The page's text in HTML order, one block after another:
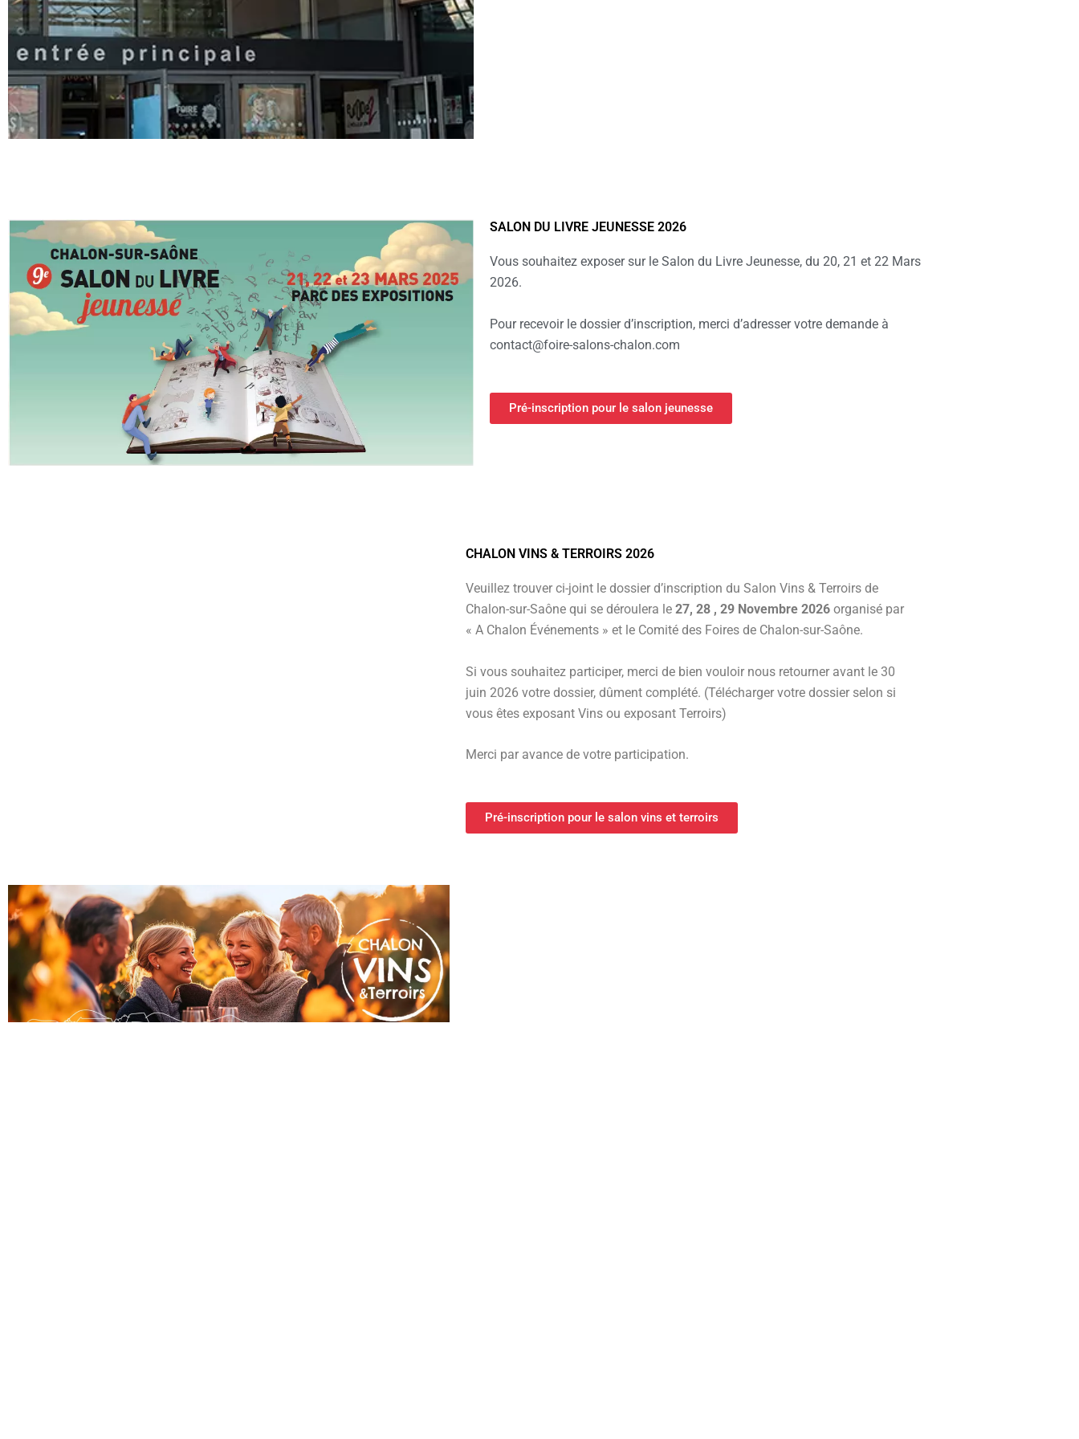
SALON DU LIVRE JEUNESSE 2026
Vous souhaitez exposer sur le Salon du Livre Jeunesse, du 20, 21 et 22 Mars
2026.
Pour recevoir le dossier d’inscription, merci d’adresser votre demande à
contact@foire-salons-chalon.com
Pré-inscription pour le salon jeunesse
CHALON VINS & TERROIRS 2026
Veuillez trouver ci-joint le dossier d’inscription du Salon Vins & Terroirs de
Chalon-sur-Saône qui se déroulera le 27, 28 , 29 Novembre 2026 organisé par
« A Chalon Événements » et le Comité des Foires de Chalon-sur-Saône.
Si vous souhaitez participer, merci de bien vouloir nous retourner avant le 30
juin 2026 votre dossier, dûment complété. (Télécharger votre dossier selon si
vous êtes exposant Vins ou exposant Terroirs)
Merci par avance de votre participation.
Pré-inscription pour le salon vins et terroirs